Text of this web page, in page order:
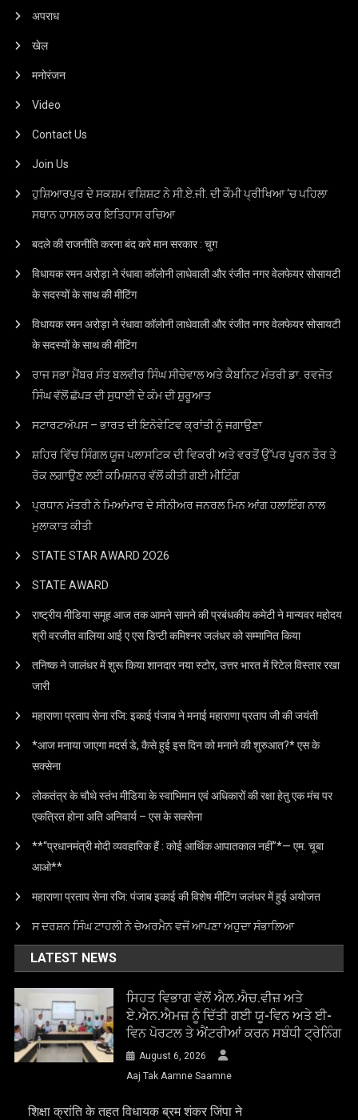
अपराध
खेल
मनोरंजन
Video
Contact Us
Join Us
ਹੁਸ਼ਿਆਰਪੁਰ ਦੇ ਸਕਸ਼ਮ ਵਸ਼ਿਸ਼ਟ ਨੇ ਸੀ.ਏ.ਜੀ. ਦੀ ਕੌਮੀ ਪ੍ਰੀਖਿਆ ‘ਚ ਪਹਿਲਾ
ਸਥਾਨ ਹਾਸਲ ਕਰ ਇਤਿਹਾਸ ਰਚਿਆ
बदले की राजनीति करना बंद करे मान सरकार : चुग
विधायक रमन अरोड़ा ने रंधावा कॉलोनी लाधेवाली और रंजीत नगर वेलफेयर सोसायटी
के सदस्यों के साथ की मीटिंग
विधायक रमन अरोड़ा ने रंधावा कॉलोनी लाधेवाली और रंजीत नगर वेलफेयर सोसायटी
के सदस्यों के साथ की मीटिंग
ਰਾਜ ਸਭਾ ਮੈਂਬਰ ਸੰਤ ਬਲਵੀਰ ਸਿੰਘ ਸੀਚੇਵਾਲ ਅਤੇ ਕੈਬਨਿਟ ਮੰਤਰੀ ਡਾ. ਰਵਜੋਤ
ਸਿੰਘ ਵੱਲੋਂ ਛੱਪੜ ਦੀ ਸੁਧਾਈ ਦੇ ਕੰਮ ਦੀ ਸ਼ੁਰੂਆਤ
ਸਟਾਰਟਅੱਪਸ – ਭਾਰਤ ਦੀ ਇਨੋਵੇਟਿਵ ਕ੍ਰਾਂਤੀ ਨੂੰ ਜਗਾਉਣਾ
ਸ਼ਹਿਰ ਵਿੱਚ ਸਿੰਗਲ ਯੂਜ ਪਲਾਸਟਿਕ ਦੀ ਵਿਕਰੀ ਅਤੇ ਵਰਤੋਂ ਉੱਪਰ ਪੂਰਨ ਤੌਰ ਤੇ
ਰੋਕ ਲਗਾਉਣ ਲਈ ਕਮਿਸ਼ਨਰ ਵੱਲੋਂ ਕੀਤੀ ਗਈ ਮੀਟਿੰਗ
ਪ੍ਰਧਾਨ ਮੰਤਰੀ ਨੇ ਮਿਆਂਮਾਰ ਦੇ ਸੀਨੀਅਰ ਜਨਰਲ ਮਿਨ ਆਂਗ ਹਲਾਇੰਗ ਨਾਲ
ਮੁਲਾਕਾਤ ਕੀਤੀ
STATE STAR AWARD 2O26
STATE AWARD
राष्ट्रीय मीडिया समूह आज तक आमने सामने की प्रबंधकीय कमेटी ने मान्यवर महोदय
श्री वरजीत वालिया आई ए एस डिप्टी कमिश्नर जलंधर को सम्मानित किया
तनिष्क ने जालंधर में शुरू किया शानदार नया स्टोर, उत्तर भारत में रिटेल विस्तार रखा
जारी
महाराणा प्रताप सेना रजि: इकाई पंजाब ने मनाई महाराणा प्रताप जी की जयंती
*आज मनाया जाएगा मदर्स डे, कैसे हुई इस दिन को मनाने की शुरुआत?* एस के
सक्सेना
लोकतंत्र के चौथे स्तंभ मीडिया के स्वाभिमान एवं अधिकारों की रक्षा हेतु एक मंच पर
एकत्रित होना अति अनिवार्य – एस के सक्सेना
**“प्रधानमंत्री मोदी व्यवहारिक हैं : कोई आर्थिक आपातकाल नहीं”*— एम. चूबा
आओ**
महाराणा प्रताप सेना रजि: पंजाब इकाई की विशेष मीटिंग जलंधर में हुई अयोजत
ਸ ਦਰਸ਼ਨ ਸਿੰਘ ਟਾਹਲੀ ਨੇ ਚੇਅਰਮੈਨ ਵਜੋਂ ਆਪਣਾ ਅਹੁਦਾ ਸੰਭਾਲਿਆ
LATEST NEWS
ਸਿਹਤ ਵਿਭਾਗ ਵੱਲੋਂ ਐਲ.ਐਚ.ਵੀਜ਼ ਅਤੇ
ਏ.ਐਨ.ਐਮਜ਼ ਨੂੰ ਦਿੱਤੀ ਗਈ ਯੂ-ਵਿਨ ਅਤੇ ਈ-
ਵਿਨ ਪੋਰਟਲ ਤੇ ਐਂਟਰੀਆਂ ਕਰਨ ਸਬੰਧੀ ਟ੍ਰੇਨਿੰਗ
August 6, 2026
Aaj Tak Aamne Saamne
शिक्षा क्रांति के तहत विधायक ब्रम शंकर जिंपा ने